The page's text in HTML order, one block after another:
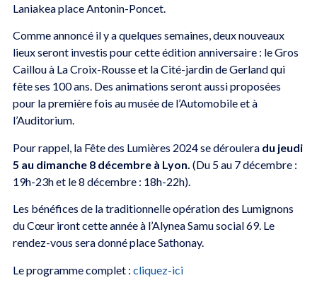
Laniakea place Antonin-Poncet.
Comme annoncé il y a quelques semaines, deux nouveaux
lieux seront investis pour cette édition anniversaire : le Gros
Caillou à La Croix-Rousse et la Cité-jardin de Gerland qui
fête ses 100 ans. Des animations seront aussi proposées
pour la première fois au musée de l’Automobile et à
l’Auditorium.
Pour rappel, la Fête des Lumières 2024 se déroulera du jeudi
5 au dimanche 8 décembre à Lyon. (Du 5 au 7 décembre :
19h-23h et le 8 décembre : 18h-22h).
Les bénéfices de la traditionnelle opération des Lumignons
du Cœur iront cette année à l’Alynea Samu social 69. Le
rendez-vous sera donné place Sathonay.
Le programme complet : cliquez-ici